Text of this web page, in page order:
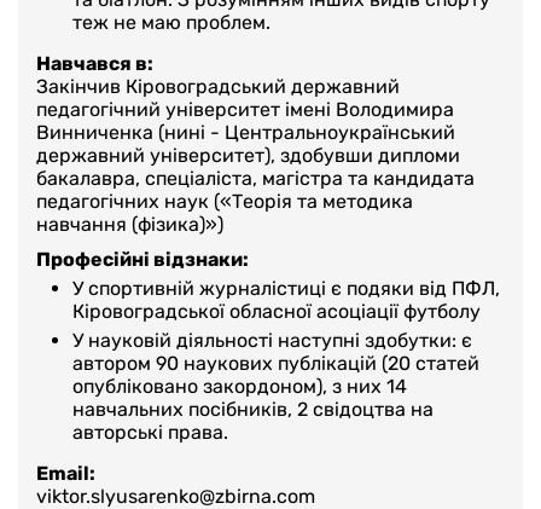
теж не маю проблем.
Навчався в:
Закінчив Кіровоградський державний
педагогічний університет імені Володимира
Винниченка (нині - Центральноукраїнський
державний університет), здобувши дипломи
бакалавра, спеціаліста, магістра та кандидата
педагогічних наук («Теорія та методика
навчання (фізика)»)
Професійні відзнаки:
У спортивній журналістиці є подяки від ПФЛ,
Кіровоградської обласної асоціації футболу
У науковій діяльності наступні здобутки: є
автором 90 наукових публікацій (20 статей
опубліковано закордоном), з них 14
навчальних посібників, 2 свідоцтва на
авторські права.
Email:
viktor.slyusarenko@zbirna.com